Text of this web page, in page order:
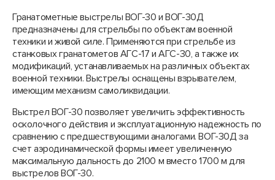
Гранатометные выстрелы ВОГ-30 и ВОГ-30Д
предназначены для стрельбы по объектам военной
техники и живой силе. Применяются при стрельбе из
станковых гранатометов АГС-17 и АГС-30, а также их
модификаций, устанавливаемых на различных объектах
военной техники. Выстрелы оснащены взрывателем,
имеющим механизм самоликвидации.
Выстрел ВОГ-30 позволяет увеличить эффективность
осколочного действия и эксплуатационную надежность по
сравнению с предшествующими аналогами. ВОГ-30Д за
счет аэродинамической формы имеет увеличенную
максимальную дальность до 2100 м вместо 1700 м для
выстрелов ВОГ-30.